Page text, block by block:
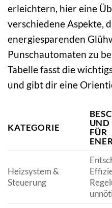
erleichtern, hier eine
verschiedene Aspekte,
energiesparenden
Punschautomaten zu
Tabelle fasst die
und gibt dir eine
KATEGORIE
UND
FÜR
Heizsystem &
Steuerung